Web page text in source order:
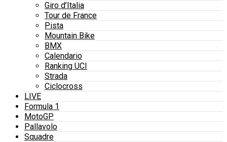
Giro d’Italia
Tour de France
Pista
Mountain Bike
BMX
Calendario
Ranking UCI
Strada
Ciclocross
LIVE
Formula 1
MotoGP
Pallavolo
Squadre